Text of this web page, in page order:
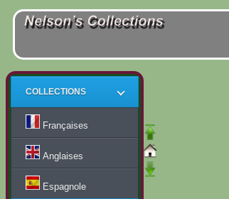
COLLECTIONS
Françaises
Anglaises
Espagnole